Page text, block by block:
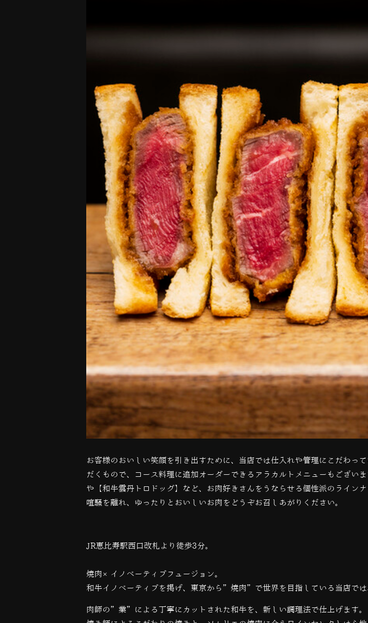
お客様のおいしい笑顔を引き出すために、当店では仕入れや管理にこだわっ
だくもので、コース料理に追加オーダーできるアラカルトメニューもござい
や【和牛雲丹トロドッグ】など、お肉好きさんをうならせる個性派のライン
喧騒を離れ、ゆったりとおいしいお肉をどうぞお召しあがりください。
JR恵比寿駅西口改札より徒歩3分。
焼肉×イノベーティブフュージョン。
和牛イノベーティブを掲げ、東京から”焼肉”で世界を目指している当店では
肉師の”業”による丁寧にカットされた和牛を、新しい調理法で仕上げます。